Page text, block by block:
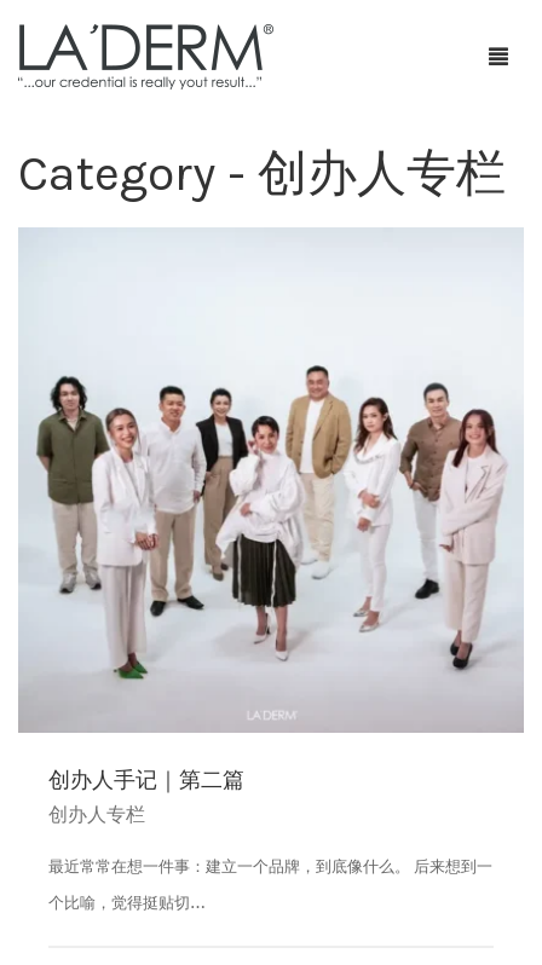
防止敏感及修复
抗皱
身体护理
眼部护理
面膜
保湿
旅行套装
网店
部落格
最新促销
最新发布及媒体
创办人专栏
特级销售商店
Category - 创办人专栏
创办人手记｜第二篇
创办人专栏
最近常常在想一件事：建立一个品牌，到底像什么。 后来想到一
个比喻，觉得挺贴切…